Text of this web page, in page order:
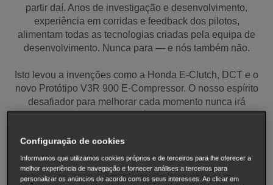
partir daí. Anos de investigação e desenvolvimento,
experiência em corridas e feedback dos pilotos,
alimentam todas as tecnologias criadas pela equipa de
desenvolvimento. Nunca para — e nós também não.
Isto levou a invenções como a Honda E-Clutch, DCT e o
novo Protótipo V3R 900 E-Compressor. O nosso espírito
desafiador para melhorar cada momento nunca irá
parar. A perseverança implacável que nos faz seguir em
dos engenheiros para os corações dos condutores.
Configuração de cookies
Informamos que utilizamos cookies próprios e de terceiros para lhe oferecer a
melhor experiência de navegação e fornecer análises a terceiros para
personalizar os anúncios de acordo com os seus interesses. Ao clicar em